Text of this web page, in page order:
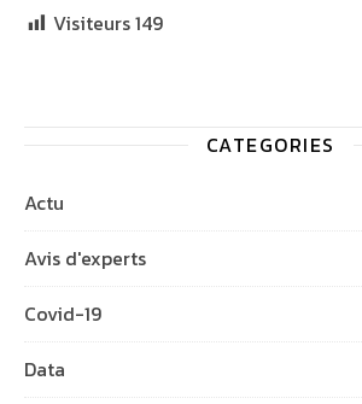
Visiteurs149
CATEGORIES
Actu
Avis d'experts
Covid-19
Data